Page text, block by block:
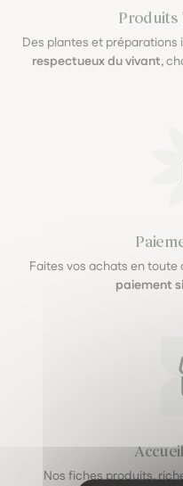
Produits
Des plantes et
respectueux du vivant,
Faites vos achats en
paiement
Nos fiches produits,